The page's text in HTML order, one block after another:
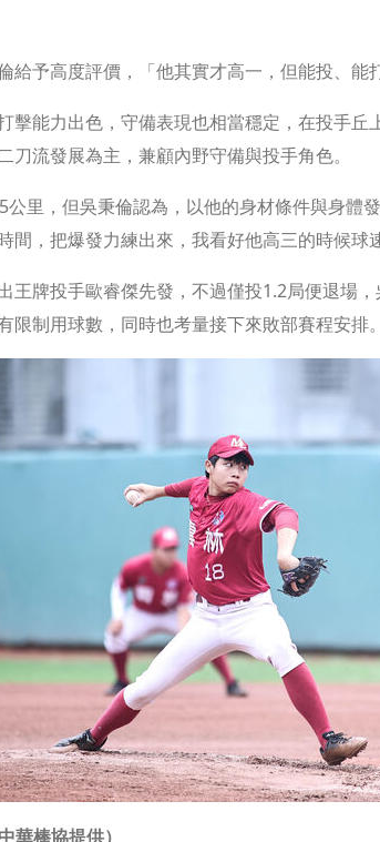
給予高度評價，「他其實才高一，但能投、能
擊能力出色，守備表現也相當穩定，在投手
刀流發展為主，兼顧內野守備與投手角色。
里，但吳秉倫認為，以他的身材條件與身體
間，把爆發力練出來，我看好他高三的時候球
王牌投手歐睿傑先發，不過僅投1.2局便退場
限制用球數，同時也考量接下來敗部賽程安排。
棒協提供）